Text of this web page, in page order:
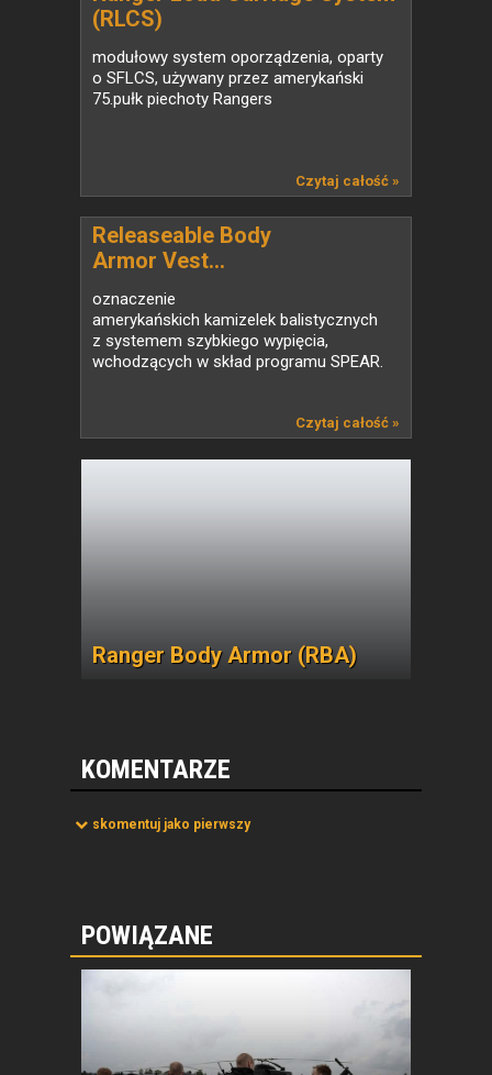
(RLCS)
modułowy system oporządzenia, oparty
o SFLCS, używany przez amerykański
75.pułk piechoty Rangers
Czytaj całość »
Releaseable Body
Armor Vest...
oznaczenie
amerykańskich kamizelek balistycznych
z systemem szybkiego wypięcia,
wchodzących w skład programu SPEAR.
Czytaj całość »
Ranger Body Armor (RBA)
KOMENTARZE
skomentuj jako pierwszy
POWIĄZANE